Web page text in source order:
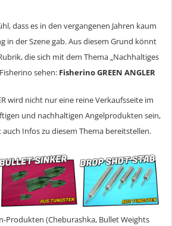
dass es in den vergangenen Jahren kaum
in der Szene gab. Aus diesem Grund könnt
die sich mit dem Thema „Nachhaltiges
sehen: Fisherino GREEN ANGLER
wird nicht nur eine reine Verkaufsseite im
und nachhaltigen Angelprodukten sein,
Infos zu diesem Thema bereitstellen.
Produkten (Cheburashka, Bullet Weights